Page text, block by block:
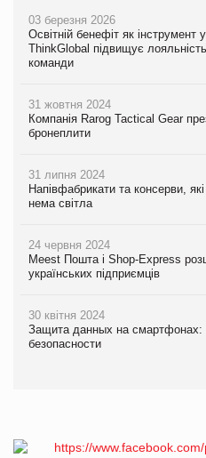
03 березня 2026
Освітній бенефіт як інструмент
ThinkGlobal підвищує
команди
31 жовтня 2024
Компанія Rarog Tactical Gear
бронеплити
31 липня 2024
Напівфабрикати та консерви,
нема світла
24 червня 2024
Meest Пошта і Shop-Express
українських підприємців
30 квітня 2024
Защита данных на
безопасности